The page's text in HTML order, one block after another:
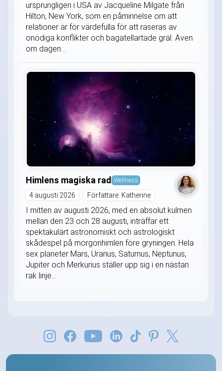
ursprungligen i USA av Jacqueline Milgate från
Hilton, New York, som en påminnelse om att
relationer är för värdefulla för att raseras av
onödiga konflikter och bagatellartade gräl. Även
om dagen...
Himlens magiska rad Wellness
4 augusti 2026 Författare: Katherine
I mitten av augusti 2026, med en absolut kulmen
mellan den 23 och 28 augusti, inträffar ett
spektakulärt astronomiskt och astrologiskt
skådespel på morgonhimlen före gryningen. Hela
sex planeter Mars, Uranus, Saturnus, Neptunus,
Jupiter och Merkurius ställer upp sig i en nästan
rak linje...